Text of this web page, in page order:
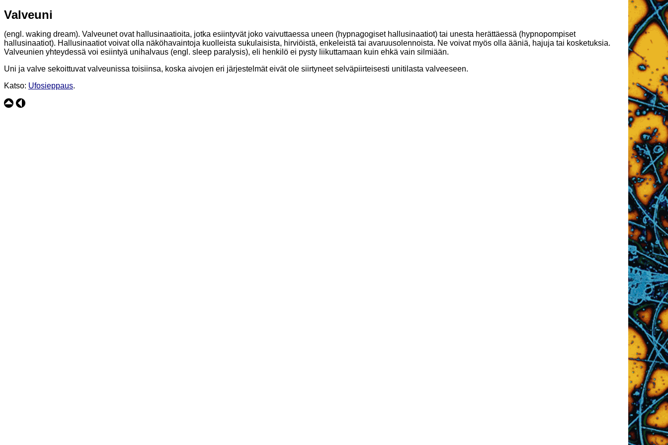
Valveuni
(engl. waking dream). Valveunet ovat hallusinaatioita, jotka esiintyvät joko vaivuttaessa uneen (hypnagogiset hallusinaatiot) tai unesta herättäessä (hypnopompiset
hallusinaatiot). Hallusinaatiot voivat olla näköhavaintoja kuolleista sukulaisista, hirviöistä, enkeleistä tai avaruusolennoista. Ne voivat myös olla ääniä, hajuja tai kosketuksia.
Valveunien yhteydessä voi esiintyä unihalvaus (engl. sleep paralysis), eli henkilö ei pysty liikuttamaan kuin ehkä vain silmiään.
Uni ja valve sekoittuvat valveunissa toisiinsa, koska aivojen eri järjestelmät eivät ole siirtyneet selväpiirteisesti unitilasta valveeseen.
Katso: Ufosieppaus.